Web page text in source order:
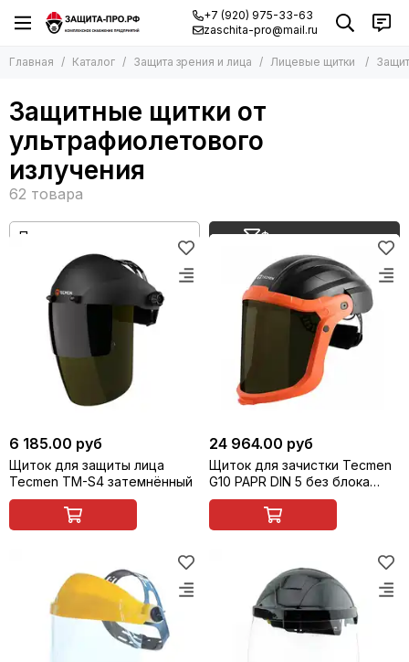
+7 (920) 975-33-63
zaschita-pro@mail.ru
Главная Каталог Защита зрения и лица Лицевые щитки
Защитные щитки от
ультрафиолетового
излучения
Фильтр товаров
6 185.00 руб
Щиток для защиты лица
Tecmen TM-S4 затемнённый
24 964.00 руб
Щиток для зачистки Tecmen
G10 PAPR DIN 5 без блока
подачи воздуха